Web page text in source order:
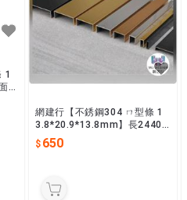
1
】
網建行【不銹鋼304 ㄇ型條 1
3.8*20.9*13.8mm】長2440
mm 鏡面 拉絲面 收邊條 封邊
條 現貨供應
650